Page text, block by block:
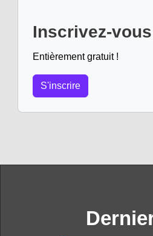
Inscrivez-
Entièrement gratuit !
S'inscrire